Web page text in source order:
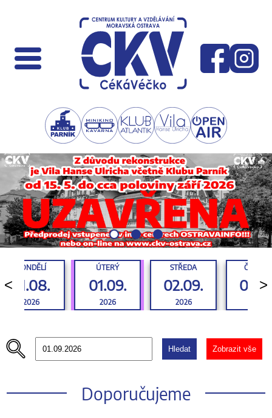
<
PONDĚLÍ
31.08.
2026
ÚTERÝ
01.09.
2026
STŘEDA
02.09.
2026
>
Hledat Zobrazit vše
Doporučujeme